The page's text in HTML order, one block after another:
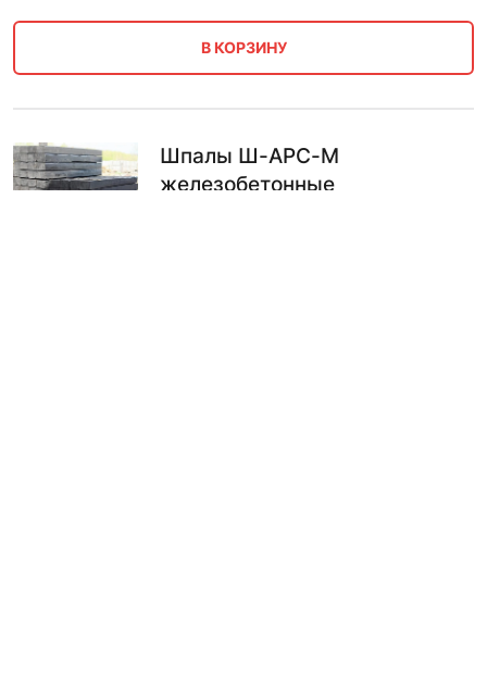
В КОРЗИНУ
Шпалы Ш-АРС-М
железобетонные